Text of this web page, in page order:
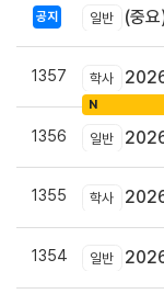
공지 일반 (중요)
1357 학사
N
1356 일반
1355 학사
1354 일반 2026